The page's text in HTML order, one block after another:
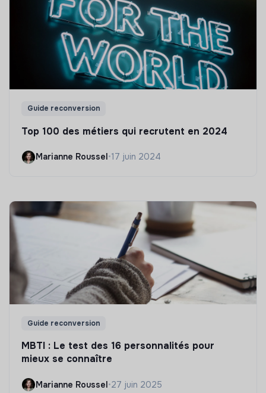
Guide reconversion
Top 100 des métiers qui recrutent en 2024
Marianne Roussel•17 juin 2024
Guide reconversion
MBTI : Le test des 16 personnalités pour
mieux se connaître
Marianne Roussel•27 juin 2025